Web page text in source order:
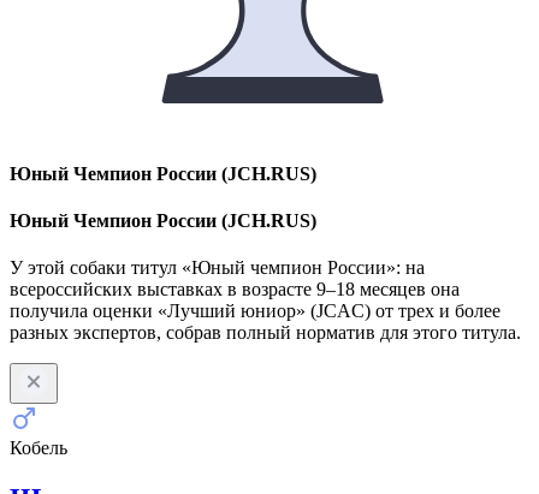
Юный Чемпион России (JCH.RUS)
Юный Чемпион России (JCH.RUS)
У этой собаки титул «Юный чемпион России»: на
всероссийских выставках в возрасте 9–18 месяцев она
получила оценки «Лучший юниор» (JCAC) от трех и более
разных экспертов, собрав полный норматив для этого титула.
Кобель